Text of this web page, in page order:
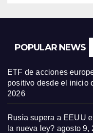
POPULAR NEWS
ETF de acciones
positivo desde el inicio
2026
Rusia supera a EEUU
la nueva ley? agosto 9,